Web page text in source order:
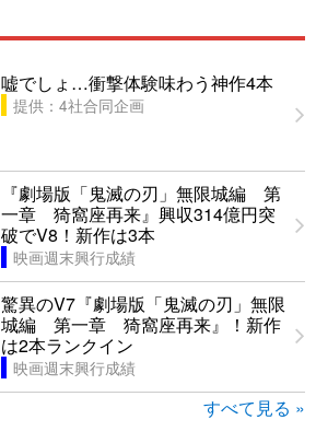
嘘でしょ…衝撃体験味わう神作4本
提供：4社合同企画
『劇場版「鬼滅の刃」無限城編 第
一章 猗窩座再来』興収314億円突
破でV8！新作は3本
映画週末興行成績
驚異のV7『劇場版「鬼滅の刃」無限
城編 第一章 猗窩座再来』！新作
は2本ランクイン
映画週末興行成績
すべて見る »